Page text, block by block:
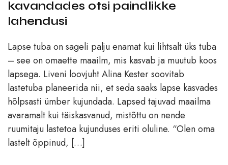
kavandades otsi paindlikke
lahendusi
Lapse tuba on sageli palju enamat kui lihtsalt üks tuba
– see on omaette maailm, mis kasvab ja muutub koos
lapsega. Liveni loovjuht Alina Kester soovitab
lastetuba planeerida nii, et seda saaks lapse kasvades
hõlpsasti ümber kujundada. Lapsed tajuvad maailma
avaramalt kui täiskasvanud, mistõttu on nende
ruumitaju lastetoa kujunduses eriti oluline. “Olen oma
lastelt õppinud, […]